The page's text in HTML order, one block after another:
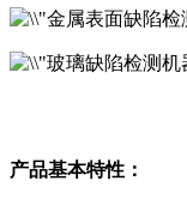
产品基本特性：